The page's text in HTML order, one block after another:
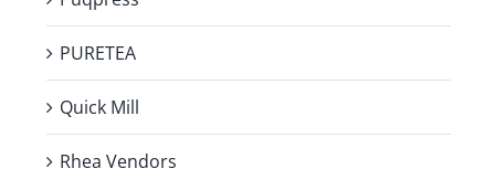
PURETEA
Quick Mill
Rhea Vendors